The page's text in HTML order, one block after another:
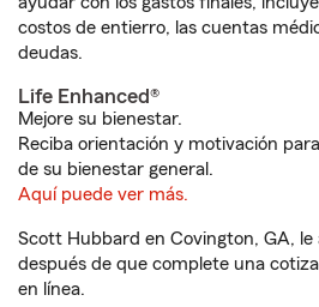
costos de entierro, las cuentas
deudas.
Life Enhanced®
Mejore su bienestar.
Reciba orientación y motivación
de su bienestar general.
Aquí puede ver más.
Scott Hubbard en Covington, GA,
después de que complete una
en línea.